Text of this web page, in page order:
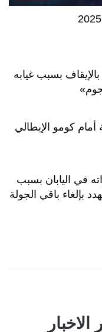
بسبب غيابه
أمام كومو الإيطالي
في اليابان بسبب
بإلغاء باقي الجولة